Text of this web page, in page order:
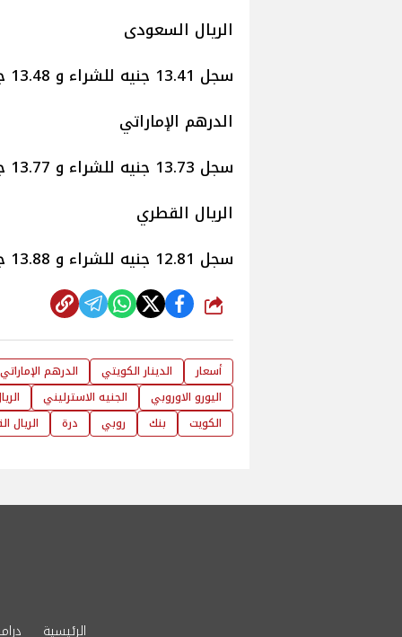
الريال السعودى
سجل 13.41 جنيه للشراء و 13.48 جنيه للبيع.
الدرهم الإماراتي
سجل 13.73 جنيه للشراء و 13.77 جنيه للبيع.
الريال القطري
سجل 12.81 جنيه للشراء و 13.88 جنيه للبيع.
شارك
أسعار الدينار الكويتي
الدرهم الإماراتي
اليورو الاوروبي
الجنيه الاسترليني
الكويت
بنك روبي درة الريال
الرئيسية